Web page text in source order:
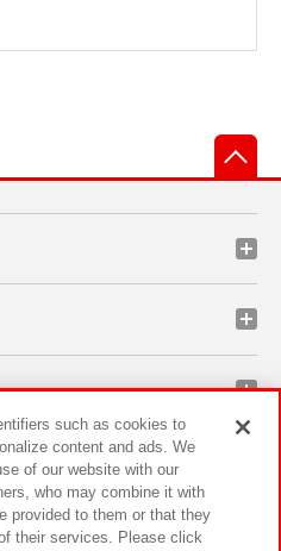
such as cookies to
content and ads. We
of our website with our
who may combine it with
provided to them or that they
their services. Please click